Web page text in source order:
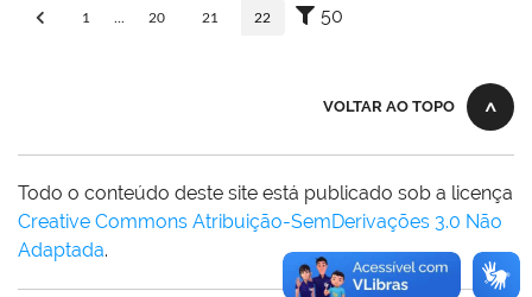
1 20 21 22 50
VOLTAR AO TOPO
Todo o conteúdo deste site está publicado sob a licença
Creative Commons Atribuição-SemDerivações 3.0 Não
Adaptada.